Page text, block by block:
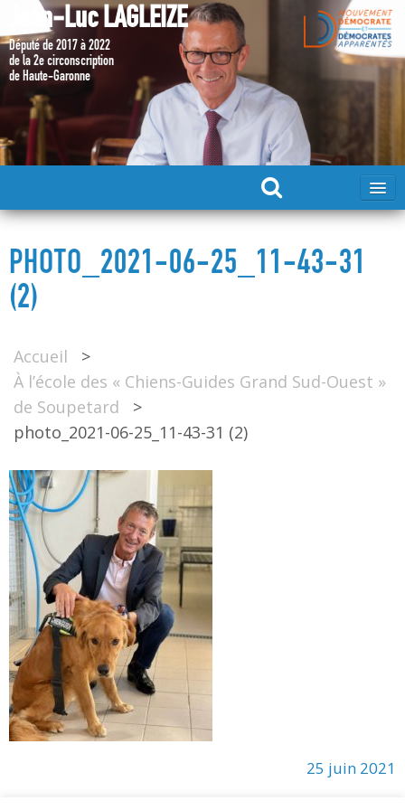
Jean-Luc LAGLEIZE
Député de 2017 à 2022
de la 2e circonscription
de Haute-Garonne
MA CANDIDATURE 2024
MES ACTIONS 2017 – 2022
PHOTO_2021-06-25_11-43-31
(2)
Accueil
>
À l’école des « Chiens-Guides Grand Sud-Ouest »
de Soupetard
>
photo_2021-06-25_11-43-31 (2)
25 juin 2021